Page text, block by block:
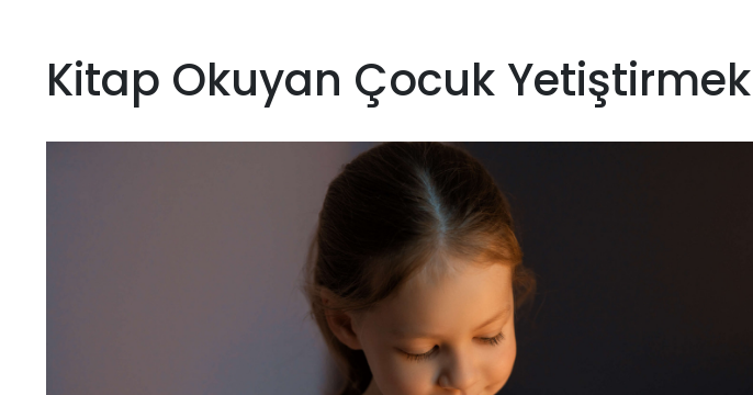
Kitap Okuyan Çocuk Yetiştirmek